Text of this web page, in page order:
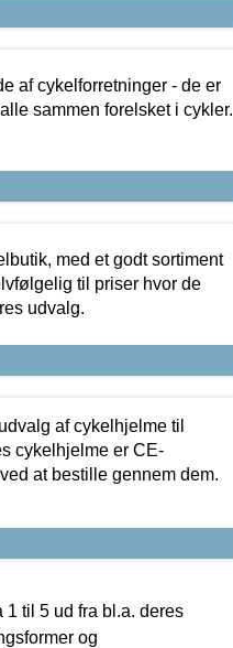
af cykelforretninger - de er
sammen forelsket i cykler.
med et godt sortiment
til priser hvor de
udvalg.
af cykelhjelme til
cykelhjelme er CE-
at bestille gennem dem.
til 5 ud fra bl.a. deres
og